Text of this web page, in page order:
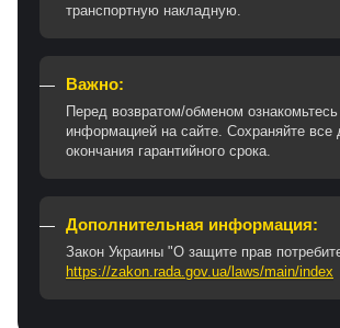
транспортную накладную.
Важно:
Перед возвратом/обменом
информацией на сайте. Сохраняйте все
окончания гарантийного срока.
Дополнительная информация:
Закон Украины "О защите прав
https://zakon.rada.gov.ua/laws/main/index